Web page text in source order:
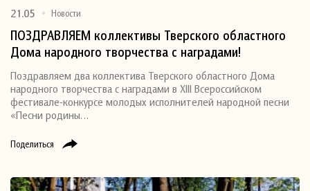
Поделиться
21.05 Новости
ПОЗДРАВЛЯЕМ коллективы Тверского областного
Дома народного творчества с наградами!
Поздравляем два коллектива Тверского областного Дома
народного творчества с наградами в XIII Всероссийском
фестивале-конкурсе молодых исполнителей народной песни
«Песни родины…